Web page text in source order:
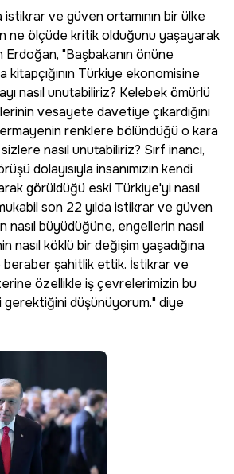
istikrar ve güven ortamının bir ülke
ne ölçüde kritik olduğunu yaşayarak
"Başbakanın önüne
kitapçığının Türkiye ekonomisine
nasıl unutabiliriz? Kelebek ömürlü
vesayete davetiye çıkardığını
renklere bölündüğü o kara
nasıl unutabiliriz? Sırf inancı,
dolayısıyla insanımızın kendi
görüldüğü eski Türkiye'yi nasıl
son 22 yılda istikrar ve güven
nasıl büyüdüğüne, engellerin nasıl
nasıl köklü bir değişim yaşadığına
beraber şahitlik ettik. İstikrar ve
özellikle iş çevrelerimizin bu
gerektiğini düşünüyorum." diye